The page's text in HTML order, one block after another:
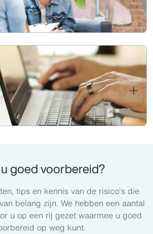
goed voorbereid?
tips en kennis van de risico's die
belang zijn. We hebben een aantal
u op een rij gezet waarmee u goed
op weg kunt.